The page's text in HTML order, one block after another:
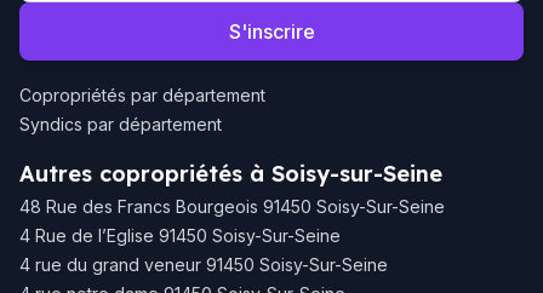
S'inscrire
Copropriétés par département
Syndics par département
Autres copropriétés à Soisy-sur-Seine
48 Rue des Francs Bourgeois 91450 Soisy-Sur-Seine
4 Rue de l’Eglise 91450 Soisy-Sur-Seine
4 rue du grand veneur 91450 Soisy-Sur-Seine